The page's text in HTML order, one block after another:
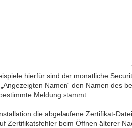
hierfür sind der monatliche
Namen“ den Namen des
Meldung stammt.
die abgelaufene Zertifikat-
Zertifikatsfehler beim Öffnen älterer